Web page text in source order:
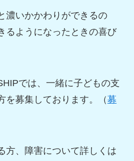
濃いかかわりができるの
るようになったときの喜び
では、一緒に子どもの支
を募集しております。（募
方、障害について詳しくは